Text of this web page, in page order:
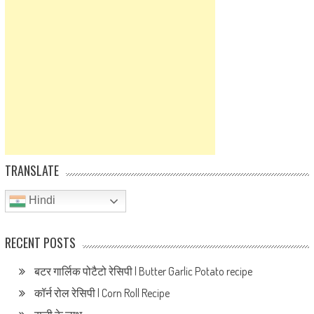
TRANSLATE
Hindi
RECENT POSTS
बटर गार्लिक पोटैटो रेसिपी | Butter Garlic Potato recipe
कॉर्न रोल रेसिपी | Corn Roll Recipe